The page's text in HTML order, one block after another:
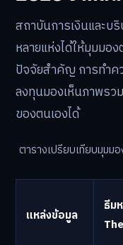
สถาบันการเงินและ
หลายแห่งได้ให้มุมมอ
ปัจจัยสำคัญ การทำค
ลงทุนมองเห็นภาพรว
ของตนเองได้
ตารางเปรียบเทียบมุม
แหล่งข้อมูล
ธีม